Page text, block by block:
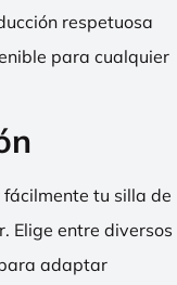
respetuosa
para cualquier
tu silla de
Elige entre diversos
adaptar